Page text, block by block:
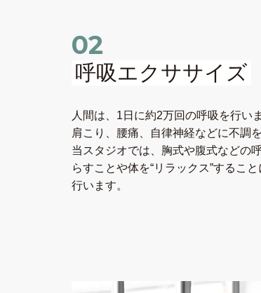
02
呼吸エクササイズ
⼈間は、1⽇に約2万回の呼吸を⾏い
肩こり、腰痛、⾃律神経などに不調
当スタジオでは、胸式や腹式などの
らすことや体を“リラックス”するこ
⾏います。